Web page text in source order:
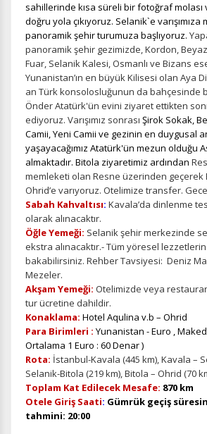
sahillerinde kısa süreli bir fotoğraf molası
doğru yola çıkıyoruz. Selanik`e varışımıza
panoramik şehir turumuza başlıyoruz.
panoramik şehir gezimizde, Kordon,
Fuar, Selanik Kalesi, Osmanlı ve Bizans
Yunanistan’ın en büyük Kilisesi olan Aya
an Türk konsolosluğunun da bahçesinde
Önder Atatürk'ün evini ziyaret ettikten
ediyoruz. Varışımız sonrası Şirok Sokak,
Camii, Yeni Camii ve gezinin en duygusal
yaşayacağımız Atatürk'ün mezun olduğu
almaktadır. Bitola ziyaretimiz ardından
memleketi olan Resne üzerinden geçerek
Ohrid’e varıyoruz. Otelimize transfer.
Sabah Kahvaltısı: Kavala’da dinlenme
olarak alınacaktır.
Öğle Yemeği: Selanik şehir merkezinde
ekstra alınacaktır.-Tüm yöresel lezzetlerin
bakabilirsiniz. Rehber Tavsiyesi: Deniz
Mezeler.
Akşam Yemeği: Otelimizde veya
tur ücretine dahildir.
Konaklama: Hotel Aqulina v.b – Ohrid
Para Birimleri : Yunanistan - Euro ,
Ortalama 1 Euro : 60 Denar )
Rota: İstanbul-Kavala (445 km), Kavala –
Selanik-Bitola (219 km), Bitola – Ohrid (70
Toplam Kat Edilecek Mesafe: 870 km
Otele Giriş Saati: Gümrük geçiş
tahmini: 20:00